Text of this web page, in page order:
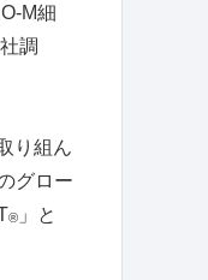
M細
社調
り組ん
グロー
® 」と